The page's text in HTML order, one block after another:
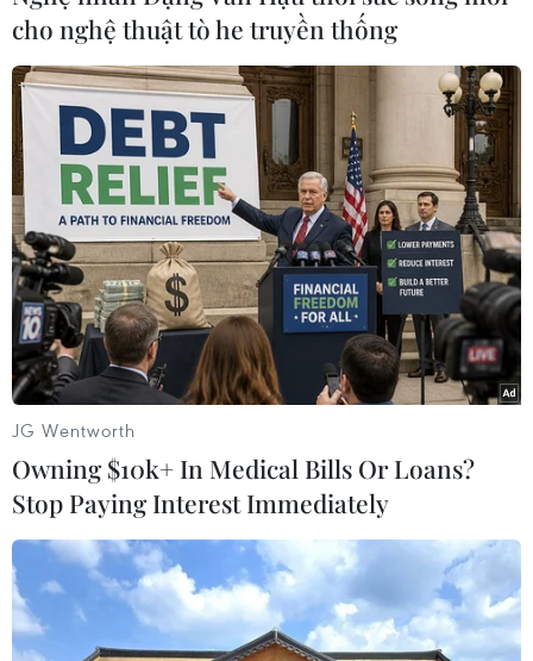
#Lọc dầu thô
#Phát triển năng lượng gió
#Năng lượng Mặt Trời
Brazil
Theo dõi VietnamPlus
TIN LIÊN QUAN
cho nghệ thuật tò he truyền thống
JG Wentworth
Owning $10k+ In Medical Bills Or Loans?
Stop Paying Interest Immediately